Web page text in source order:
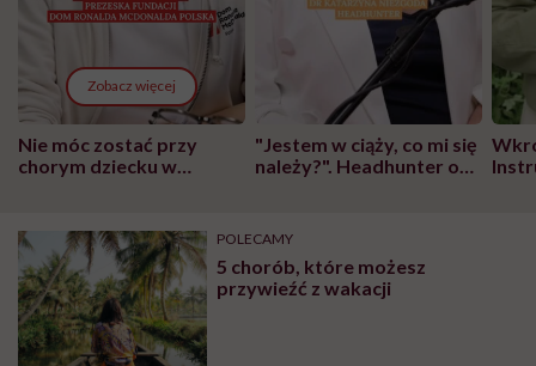
Zobacz więcej
Nie móc zostać przy
chorym dziecku w
może chyba tylko
głupota i brak
wyobraźni"
"Jestem w ciąży, co mi się
należy?". Headhunter o
pracy
POLECAMY
5 chorób, które możesz
przywieźć z wakacji